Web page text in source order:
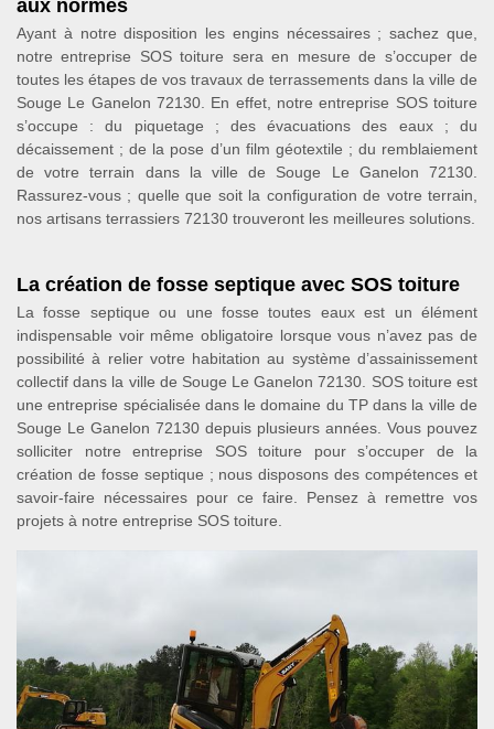
aux normes
Ayant à notre disposition les engins nécessaires ; sachez que,
notre entreprise SOS toiture sera en mesure de s’occuper de
toutes les étapes de vos travaux de terrassements dans la ville de
Souge Le Ganelon 72130. En effet, notre entreprise SOS toiture
s’occupe : du piquetage ; des évacuations des eaux ; du
décaissement ; de la pose d’un film géotextile ; du remblaiement
de votre terrain dans la ville de Souge Le Ganelon 72130.
Rassurez-vous ; quelle que soit la configuration de votre terrain,
nos artisans terrassiers 72130 trouveront les meilleures solutions.
La création de fosse septique avec SOS toiture
La fosse septique ou une fosse toutes eaux est un élément
indispensable voir même obligatoire lorsque vous n’avez pas de
possibilité à relier votre habitation au système d’assainissement
collectif dans la ville de Souge Le Ganelon 72130. SOS toiture est
une entreprise spécialisée dans le domaine du TP dans la ville de
Souge Le Ganelon 72130 depuis plusieurs années. Vous pouvez
solliciter notre entreprise SOS toiture pour s’occuper de la
création de fosse septique ; nous disposons des compétences et
savoir-faire nécessaires pour ce faire. Pensez à remettre vos
projets à notre entreprise SOS toiture.